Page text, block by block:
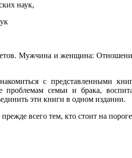
наук,
Мужчина и женщина:
с представленными
семьи и брака,
эти книги в одном издании.
всего тем, кто стоит на